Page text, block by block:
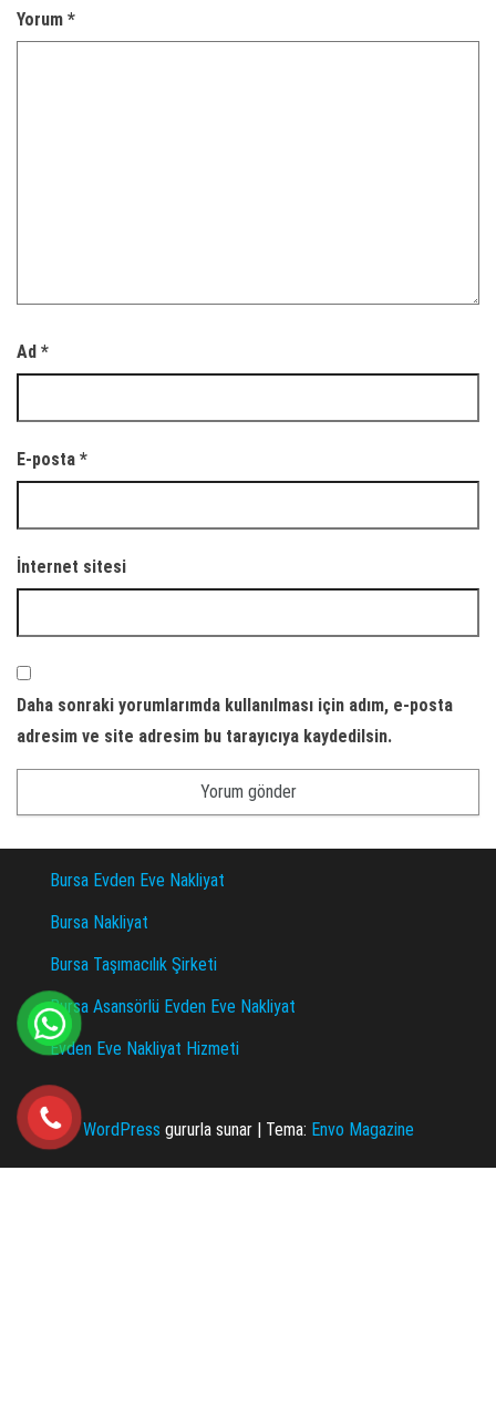
Yorum *
Ad *
E-posta *
İnternet sitesi
Daha sonraki yorumlarımda kullanılması için adım, e-posta
adresim ve site adresim bu tarayıcıya kaydedilsin.
Bursa Evden Eve Nakliyat
Bursa Nakliyat
Bursa Taşımacılık Şirketi
Bursa Asansörlü Evden Eve Nakliyat
Evden Eve Nakliyat Hizmeti
WordPress gururla sunar | Tema: Envo Magazine